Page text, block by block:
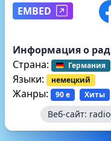
EMBED
Информация о
Страна:
Германия
Языки: немецкий
Жанры: 90 е Хиты
Веб-сайт: